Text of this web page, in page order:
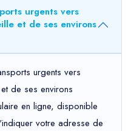
urgents vers
et de ses environs
urgents vers
de ses environs
en ligne, disponible
votre adresse de